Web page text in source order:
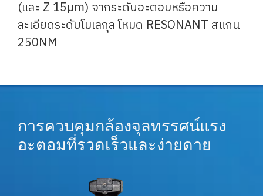
(และ Z 15µm) จากระดับอะตอมหรือความ
ละเอียดระดับโมเลกุล โหมด RESONANT สแกน
250NM
การควบคุมกล้องจุลทรรศน์แรง
อะตอมที่รวดเร็วและง่ายดาย